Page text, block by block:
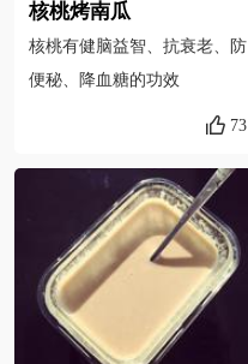
核桃烤南瓜
核桃有健脑益智、抗衰老、防
便秘、降血糖的功效
73